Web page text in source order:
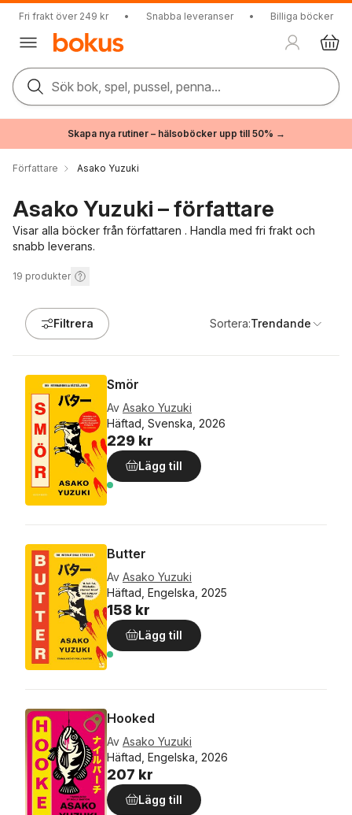
Fri frakt över 249 kr • Snabba leveranser • Billiga böcker
Sök bok, spel, pussel, penna...
Skapa nya rutiner – hälsoböcker upp till 50% →
Författare Asako Yuzuki
Asako Yuzuki – författare
Visar alla böcker från författaren . Handla med fri frakt och
snabb leverans.
19 produkter
Filtrera Sortera:Trendande
Smör
Av Asako Yuzuki
Häftad, Svenska, 2026
229 kr
Lägg till
Butter
Av Asako Yuzuki
Häftad, Engelska, 2025
158 kr
Lägg till
Hooked
Av Asako Yuzuki
Häftad, Engelska, 2026
207 kr
Lägg till